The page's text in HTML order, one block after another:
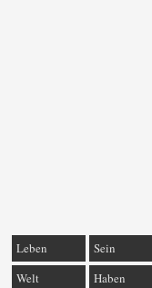
Leben Sein
Welt
Haben